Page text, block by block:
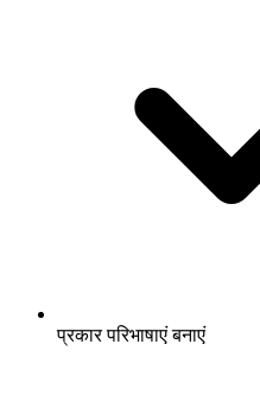
प्रकार परिभाषाएं बनाएं